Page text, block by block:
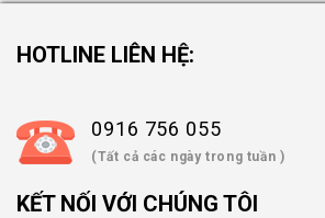
HOTLINE LIÊN HỆ:
0916 756 055
(Tất cả các ngày trong tuần )
KẾT NỐI VỚI CHÚNG TÔI